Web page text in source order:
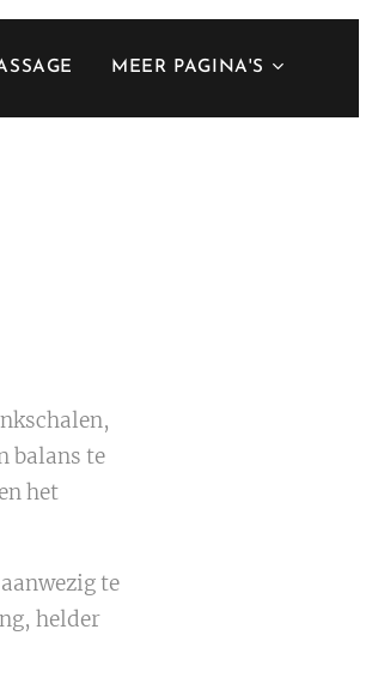
MEER PAGINA'S
balans te
het
te
helder